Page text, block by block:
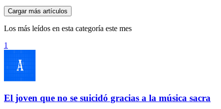
Cargar más artículos
Los más leídos en esta categoría este mes
1
El joven que no se suicidó gracias a la música sacra